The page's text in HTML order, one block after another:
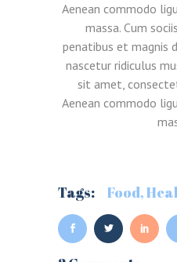
Aenean commodo
massa. Cum
penatibus et magnis
nascetur ridiculus
sit amet,
Aenean commodo
Tags: Food,